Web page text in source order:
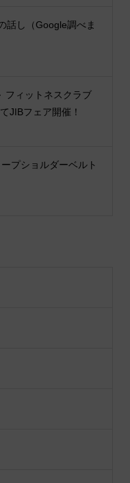
話し（Google調べま
フィットネスクラブ
JIBフェア開催！
プショルダーベルト